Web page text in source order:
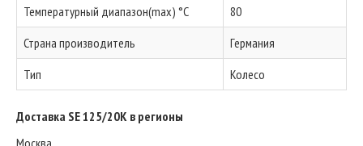
Температурный диапазон(max) °C
80
Страна производитель
Германия
Тип
Колесо
Доставка SE 125/20K в регионы
Москва